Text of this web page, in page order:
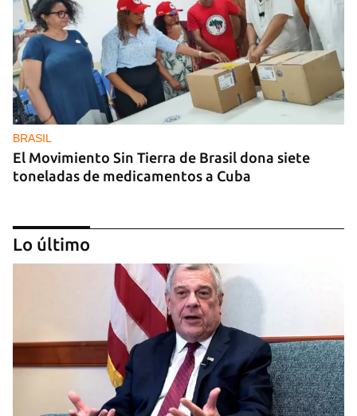
BRASIL
El Movimiento Sin Tierra de Brasil dona siete
toneladas de medicamentos a Cuba
INTELIGENCIA
Lo último